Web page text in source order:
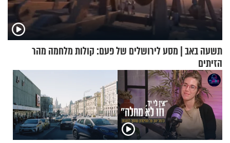
תשעה באב | מסע לירושלים של פעם: קולות מלחמה מהר
הזיתים